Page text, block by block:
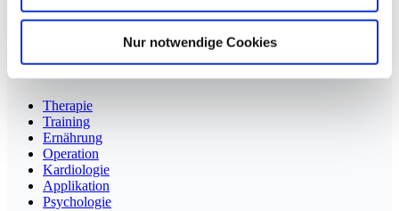
Nur notwendige Cookies
Rubriken
Therapie
Training
Ernährung
Operation
Kardiologie
Applikation
Psychologie